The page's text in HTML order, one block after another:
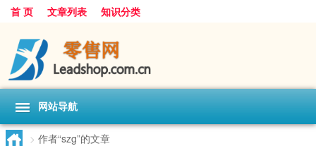
首 页 文章列表 知识分类
网站导航
> 作者“szg”的文章